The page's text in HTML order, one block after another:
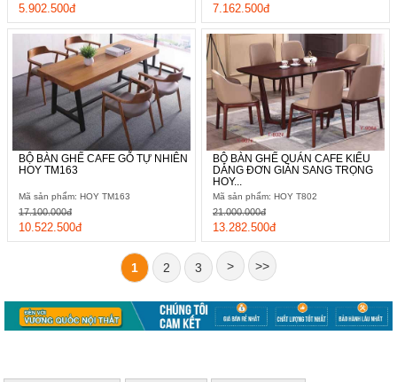
5.902.500đ 7.162.500đ
BỘ BÀN GHẾ CAFE GỖ TỰ NHIÊN
HOY TM163
Mã sản phẩm: HOY TM163
10.522.500đ
17.100.000đ
BỘ BÀN GHẾ QUÁN CAFE KIỂU
DÁNG ĐƠN GIẢN SANG TRỌNG
HOY...
Mã sản phẩm: HOY T802
13.282.500đ
21.000.000đ
1 2 3 > >>